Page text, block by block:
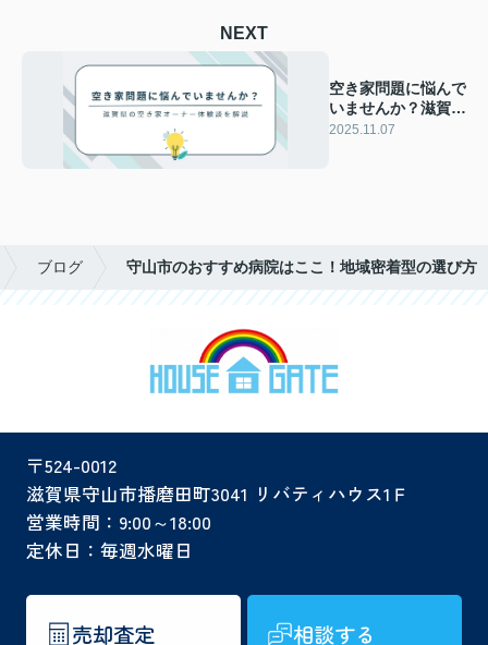
NEXT
空き家問題に悩んで
いませんか？滋賀県
の空き家オーナー体
2025.11.07
ブログ 守山市のおすすめ病院はここ！地域密着型の選び方
〒524-0012
滋賀県守山市播磨田町3041 リバティハウス1Ｆ
営業時間：9:00～18:00
定休日：毎週水曜日
売却査定 相談する